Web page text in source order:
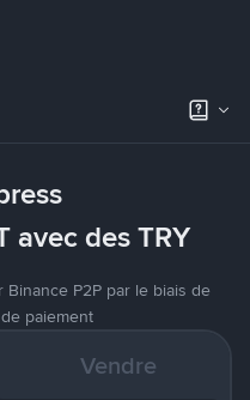
avec des TRY
P2P par le biais de
paiement
Vendre